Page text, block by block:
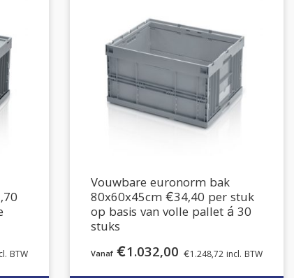
BTW
Vouwbare euronorm bak
80x60x45cm €34,40 per stuk
op basis van volle pallet á 30
stuks
€1.032,00 €1.248,72incl. BTW